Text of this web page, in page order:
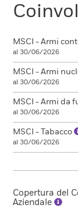
MSCI - Armi
al 30/06/2026
MSCI - Armi
al 30/06/2026
MSCI - Armi da
al 30/06/2026
MSCI - Tabacco
al 30/06/2026
Copertura del
Aziendale